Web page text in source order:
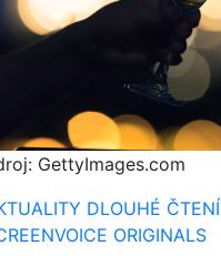
GettyImages.com
DLOUHÉ ČTENÍ
ORIGINALS